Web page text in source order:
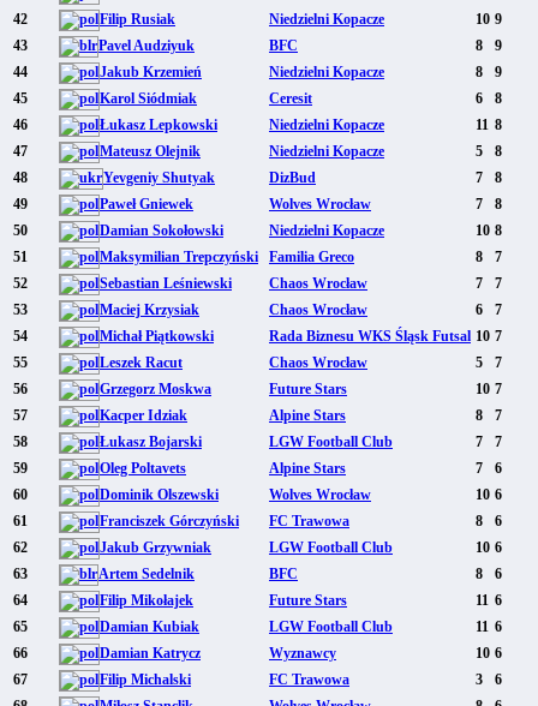
42
Filip Rusiak Niedzielni Kopacze 10 9
43
Pavel Audziyuk BFC 8
9
44
Jakub Krzemień Niedzielni Kopacze 8
9
45
Karol Siódmiak Ceresit 6
8
46
Łukasz Lepkowski Niedzielni Kopacze 11 8
47
Mateusz Olejnik Niedzielni Kopacze 5
8
48
Yevgeniy Shutyak DizBud 7
8
49
Paweł Gniewek Wolves Wrocław 7
8
50
Damian Sokołowski Niedzielni Kopacze 10 8
51
Maksymilian Trepczyński Familia Greco 8
7
52
Sebastian Leśniewski Chaos Wrocław 7
7
53
Maciej Krzysiak Chaos Wrocław 6
7
54
Michał Piątkowski Rada Biznesu WKS Śląsk Futsal 10 7
55
Leszek Racut Chaos Wrocław 5
7
56
Grzegorz Moskwa Future Stars 10 7
57
Kacper Idziak Alpine Stars 8
7
58
Łukasz Bojarski LGW Football Club 7
7
59
Oleg Poltavets Alpine Stars 7
6
60
Dominik Olszewski Wolves Wrocław 10 6
61
Franciszek Górczyński FC Trawowa 8
6
62
Jakub Grzywniak LGW Football Club 10 6
63
Artem Sedelnik BFC 8
6
64
Filip Mikołajek Future Stars 11 6
65
Damian Kubiak LGW Football Club 11 6
66
Damian Katrycz Wyznawcy 10 6
67
Filip Michalski FC Trawowa 3
6